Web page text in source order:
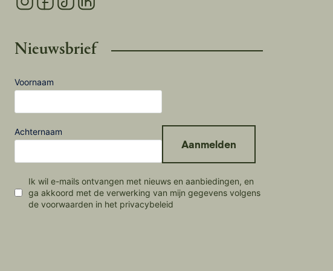
Nieuwsbrief
Voornaam
Achternaam
Ik wil e-mails ontvangen met nieuws en aanbiedingen, en
ga akkoord met de verwerking van mijn gegevens volgens
de voorwaarden in het privacybeleid
Aanmelden